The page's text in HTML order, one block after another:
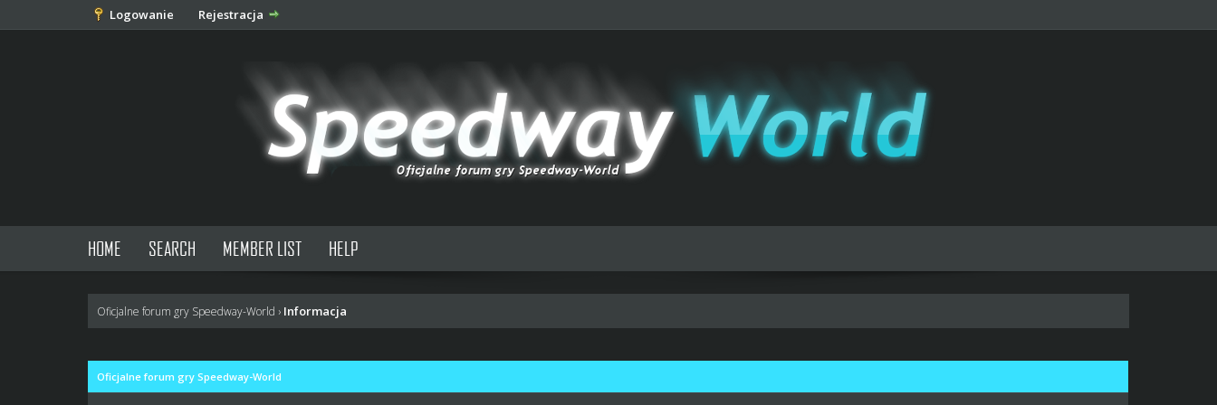
Logowanie Rejestracja
HOME SEARCH MEMBER LIST HELP
Oficjalne forum gry Speedway-World › Informacja
Oficjalne forum gry Speedway-World